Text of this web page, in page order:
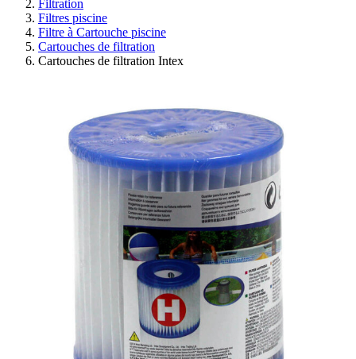
Filtration
Filtres piscine
Filtre à Cartouche piscine
Cartouches de filtration
Cartouches de filtration Intex